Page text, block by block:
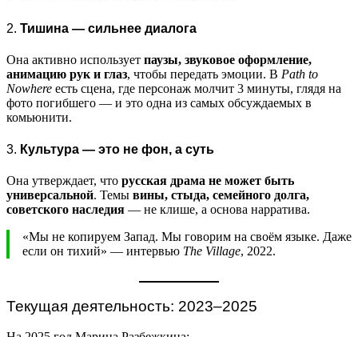
2. Тишина — сильнее диалога
Она активно использует паузы, звуковое оформление,
анимацию рук и глаз, чтобы передать эмоции. В Path to
Nowhere есть сцена, где персонаж молчит 3 минуты, глядя на
фото погибшего — и это одна из самых обсуждаемых в
комьюнити.
3. Культура — это не фон, а суть
Она утверждает, что русская драма не может быть
универсальной. Темы вины, стыда, семейного долга,
советского наследия — не клише, а основа нарратива.
«Мы не копируем Запад. Мы говорим на своём языке. Даже
если он тихий» — интервью The Village, 2022.
Текущая деятельность: 2023–2025